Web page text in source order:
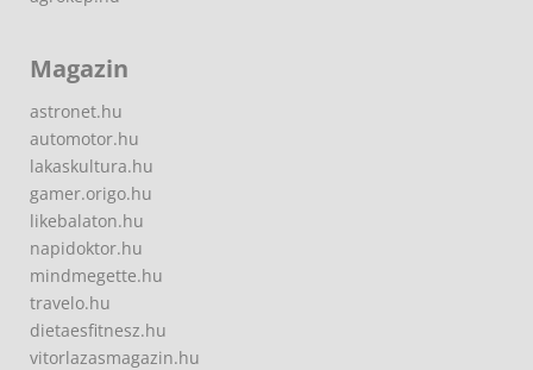
Magazin
astronet.hu
automotor.hu
lakaskultura.hu
gamer.origo.hu
likebalaton.hu
napidoktor.hu
mindmegette.hu
travelo.hu
dietaesfitnesz.hu
vitorlazasmagazin.hu